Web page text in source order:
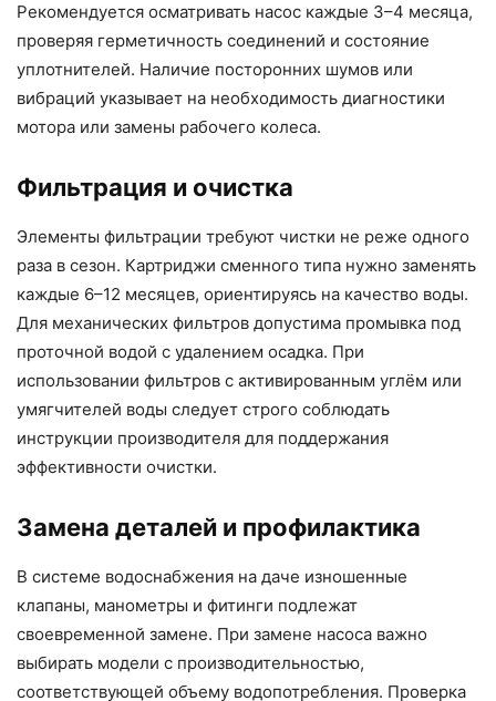
Рекомендуется осматривать насос каждые 3–4 месяца,
проверяя герметичность соединений и состояние
уплотнителей. Наличие посторонних шумов или
вибраций указывает на необходимость диагностики
мотора или замены рабочего колеса.
Фильтрация и очистка
Элементы фильтрации требуют чистки не реже одного
раза в сезон. Картриджи сменного типа нужно заменять
каждые 6–12 месяцев, ориентируясь на качество воды.
Для механических фильтров допустима промывка под
проточной водой с удалением осадка. При
использовании фильтров с активированным углём или
умягчителей воды следует строго соблюдать
инструкции производителя для поддержания
эффективности очистки.
Замена деталей и профилактика
В системе водоснабжения на даче изношенные
клапаны, манометры и фитинги подлежат
своевременной замене. При замене насоса важно
выбирать модели с производительностью,
соответствующей объему водопотребления. Проверка